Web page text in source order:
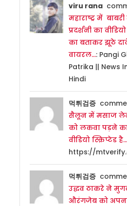
viru rana
महाराष्ट्र में
प्रदर्शनी का
का बताकर झूठे
वायरल…: Pangi
Patrika || News
Hindi
먹튀검증
सैलून में मसाज
को लकवा पड़ने
वीडियो स्क्रिप्टेड
https://
먹튀검증
उद्धव ठाकरे ने
औरंगजेब को अपना